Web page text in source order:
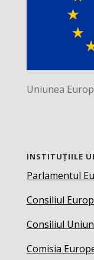
Uniunea
INSTITUȚIILE
Parlamentul
Consiliul
Consiliul
Comisia